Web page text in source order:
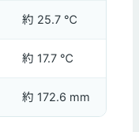
約 25.7 ℃
約 17.7 ℃
約 172.6 mm